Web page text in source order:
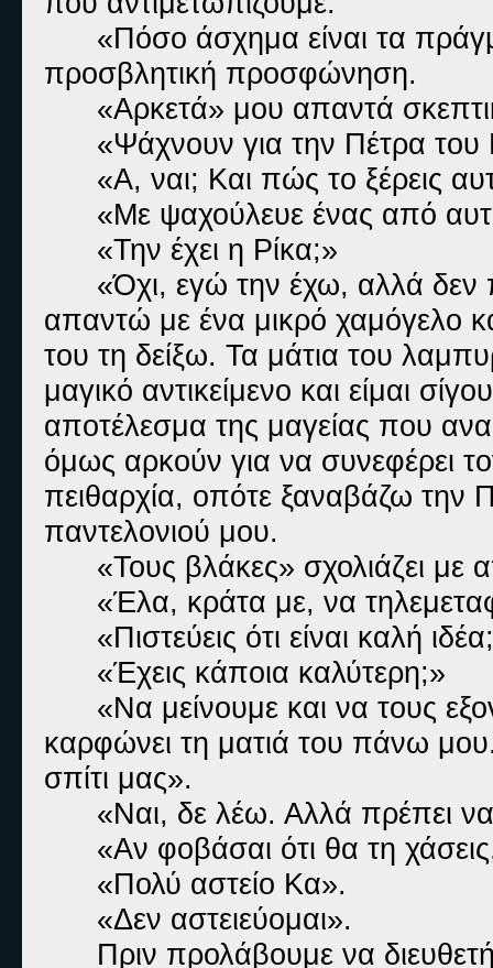
«Πόσο άσχημα είναι τα
προσβλητική προσφώνηση.
«Αρκετά» μου απαντά
«Ψάχνουν για την Πέτρα
«Α, ναι; Και πώς το ξέρεις
«Με ψαχούλευε ένας από
«Την έχει η Ρίκα;»
«Όχι, εγώ την έχω, αλλά δεν
απαντώ με ένα μικρό χαμόγελο
του τη δείξω. Τα μάτια του
μαγικό αντικείμενο και είμαι
αποτέλεσμα της μαγείας που
όμως αρκούν για να συνεφέρει
πειθαρχία, οπότε ξαναβάζω
παντελονιού μου.
«Τους βλάκες» σχολιάζει με
«Έλα, κράτα με, να
«Πιστεύεις ότι είναι καλή
«Έχεις κάποια καλύτερη;»
«Να μείνουμε και να τους
καρφώνει τη ματιά του πάνω
σπίτι μας».
«Ναι, δε λέω. Αλλά πρέπει
«Αν φοβάσαι ότι θα τη
«Πολύ αστείο Κα».
«Δεν αστειεύομαι».
Πριν προλάβουμε να